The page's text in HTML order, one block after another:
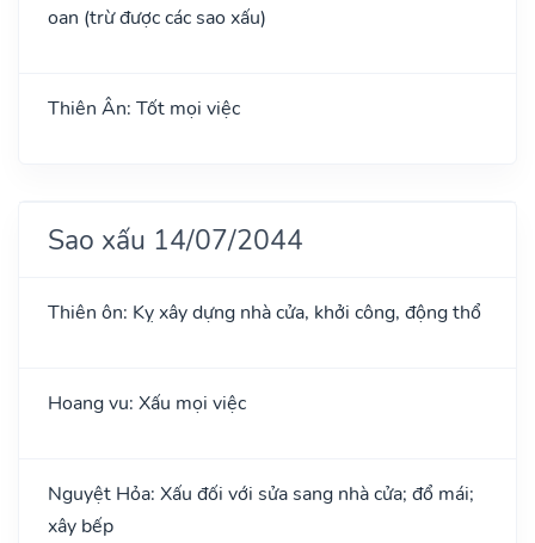
oan (trừ được các sao xấu)
Thiên Ân: Tốt mọi việc
Sao xấu 14/07/2044
Thiên ôn: Kỵ xây dựng nhà cửa, khởi công, động thổ
Hoang vu: Xấu mọi việc
Nguyệt Hỏa: Xấu đối với sửa sang nhà cửa; đổ mái;
xây bếp